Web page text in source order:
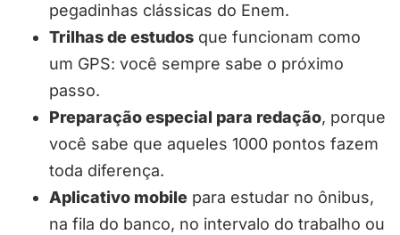
pegadinhas clássicas do Enem.
Trilhas de estudos que funcionam como
um GPS: você sempre sabe o próximo
passo.
Preparação especial para redação, porque
você sabe que aqueles 1000 pontos fazem
toda diferença.
Aplicativo mobile para estudar no ônibus,
na fila do banco, no intervalo do trabalho ou